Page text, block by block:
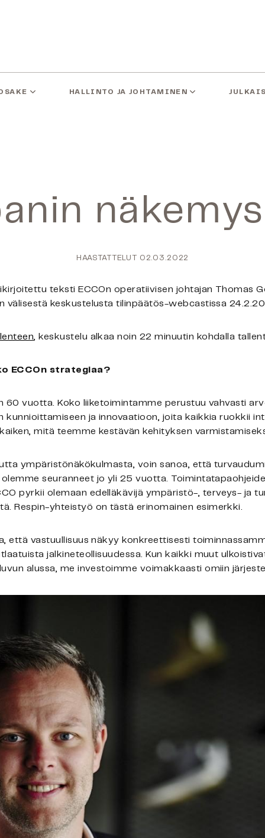
HALLINTO JA JOHTAMINEN
HAASTATTELUT 02.03.2022
teksti ECCOn operatiivisen johtajan Thomas
välisestä keskustelusta tilinpäätös-webcastissa
, keskustelu alkaa noin 22 minuutin kohdalla
ECCOn strategiaa?
60 vuotta. Koko liiketoimintamme perustuu vahvasti
kunnioittamiseen ja innovaatioon, joita kaikkia ruokkii
mitä teemme kestävän kehityksen
ympäristönäkökulmasta, voin sanoa, että
seuranneet jo yli 25 vuotta.
pyrkii olemaan edelläkävijä ympäristö-, terveys- ja
Respin-yhteistyö on tästä erinomainen esimerkki.
että vastuullisuus näkyy konkreettisesti
jalkineteollisuudessa. Kun kaikki muut
alussa, me investoimme voimakkaasti omiin